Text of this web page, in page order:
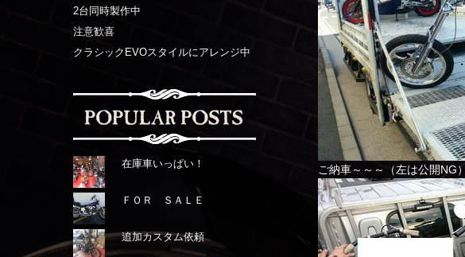
2台同時製作中
注意歓喜
クラシックEVOスタイルにアレンジ中
在庫車いっぱい！
ＦＯＲ ＳＡＬＥ
追加カスタム依頼
ご納車～～～（左は公開NG）